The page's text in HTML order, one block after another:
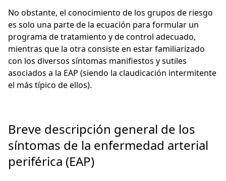
No obstante, el conocimiento de los grupos de riesgo
es solo una parte de la ecuación para formular un
programa de tratamiento y de control adecuado,
mientras que la otra consiste en estar familiarizado
con los diversos síntomas manifiestos y sutiles
asociados a la EAP (siendo la claudicación intermitente
el más típico de ellos).
Breve descripción general de los
síntomas de la enfermedad arterial
periférica (EAP)